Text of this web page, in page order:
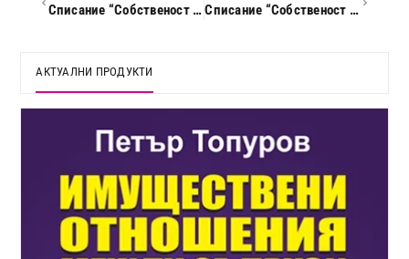
Списание “Собственост и право”, 2025 г., кн. 08 Списание “Собственост и право”, 2025 г., кн. 10
АКТУАЛНИ ПРОДУКТИ